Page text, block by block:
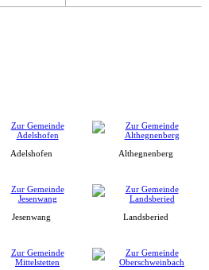
Adelshofen Althegnenberg
Jesenwang Landsberied